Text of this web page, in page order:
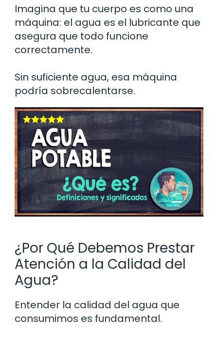
Imagina que tu cuerpo es como una
máquina: el agua es el lubricante que
asegura que todo funcione
correctamente.
Sin suficiente agua, esa máquina
podría sobrecalentarse.
¿Por Qué Debemos Prestar
Atención a la Calidad del
Agua?
Entender la calidad del agua que
consumimos es fundamental.